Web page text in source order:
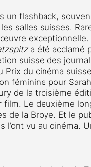
un flashback,
salles suisses.
œuvre exceptionnelle.
a été acclamé
suisse des
Prix du cinéma
féminine pour
de la troisième
film. Le deuxième
de la Broye. Et le
l’ont vu au cinéma.